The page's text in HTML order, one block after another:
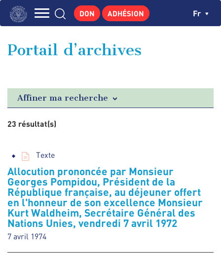
Aller
principale
GEORGES POMPIDOU
PUBLICATIONS
ACTUALITÉS
DON ADHÉSION Fr
Portail d’archives
Affiner ma recherche
23 résultat(s)
Texte
Allocution prononcée par Monsieur
Georges Pompidou, Président de la
République française, au déjeuner offert
en l'honneur de son excellence Monsieur
Kurt Waldheim, Secrétaire Général des
Nations Unies, vendredi 7 avril 1972
7 avril 1974
Panneau de gestion des cookies